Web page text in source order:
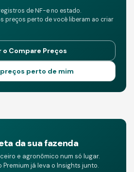
de NF-e no estado.
preços perto de você liberam ao criar
o Compare Preços
preços perto de mim
da sua fazenda
e agronômico num só lugar.
Premium já leva o Insights junto.